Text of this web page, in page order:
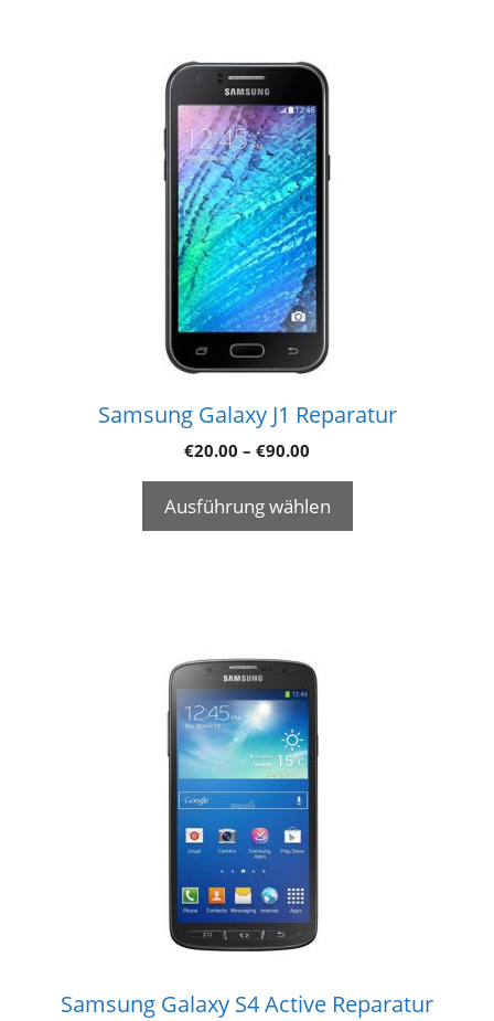
Samsung Galaxy J1 Reparatur
€20.00 – €90.00
Ausführung wählen
Samsung Galaxy S4 Active Reparatur